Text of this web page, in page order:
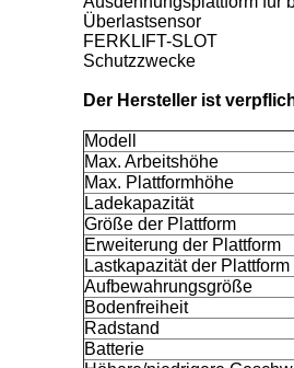
Überlastsensor
FERKLIFT-SLOT
Schutzzwecke
Der Hersteller ist
Modell
Max. Arbeitshöhe
Max. Plattformhöhe
Ladekapazität
Größe der Plattform
Erweiterung der Plattform
Lastkapazität der Plattform
Aufbewahrungsgröße
Bodenfreiheit
Radstand
Batterie